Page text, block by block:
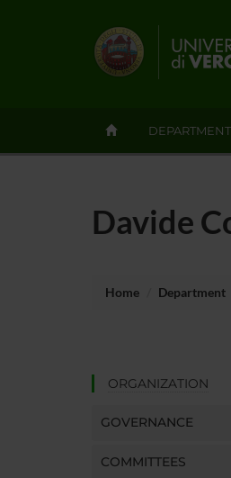
DEPARTMENT
Davide
Home Department
ORGANIZATION
GOVERNANCE
COMMITTEES